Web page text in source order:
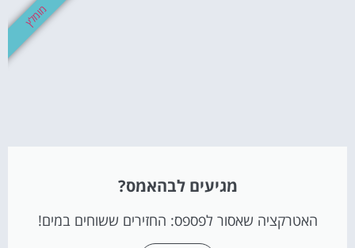
מגיעים לבהאמס?
האטרקציה שאסור לפספס: החזירים ששוחים במים!
מומלץ